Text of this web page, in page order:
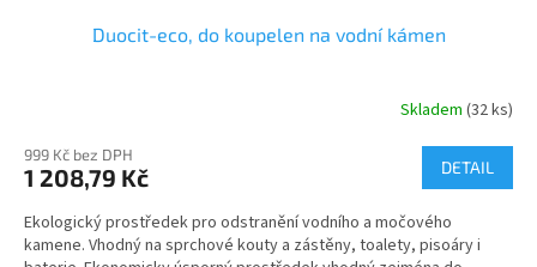
Duocit-eco, do koupelen na vodní kámen
Skladem (32 ks)
999 Kč bez DPH
1 208,79 Kč DETAIL
Ekologický prostředek pro odstranění vodního a močového
kamene. Vhodný na sprchové kouty a zástěny, toalety, pisoáry i